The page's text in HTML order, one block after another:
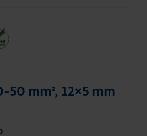
50 mm², 12×5 mm